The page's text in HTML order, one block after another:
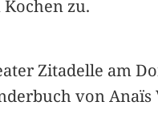
zu.
Zitadelle am
von